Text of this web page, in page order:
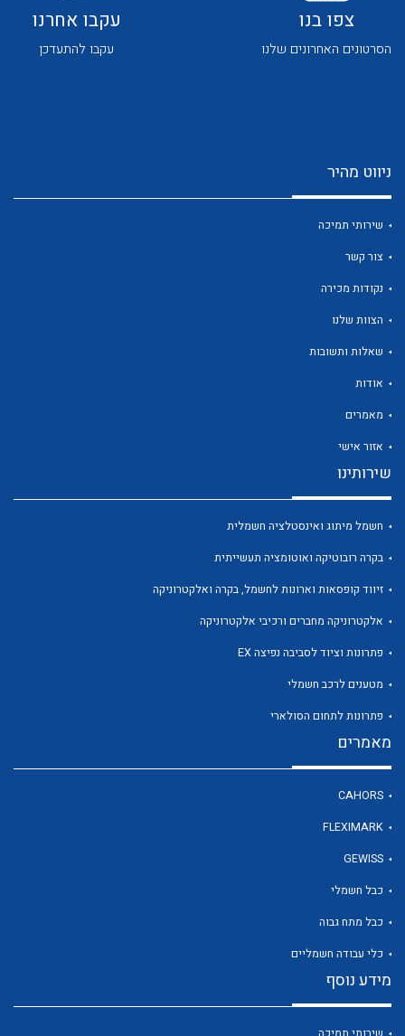
צפו בנו
הסרטונים האחרונים שלנו
עקבו אחרנו
עקבו להתעדכן
ניווט מהיר
שירותי תמיכה
צור קשר
נקודות מכירה
הצוות שלנו
שאלות ותשובות
אודות
מאמרים
אזור אישי
שירותינו
חשמל מיתוג ואינסטלציה חשמלית
בקרה רובוטיקה ואוטומציה תעשייתית
זיווד קופסאות וארונות לחשמל, בקרה ואלקטרוניקה
אלקטרוניקה מחברים ורכיבי אלקטרוניקה
פתרונות וציוד לסביבה נפיצה EX
מטענים לרכב חשמלי
פתרונות לתחום הסולארי
מאמרים
CAHORS
FLEXIMARK
GEWISS
כבל חשמלי
כבל מתח גבוה
כלי עבודה חשמליים
מידע נוסף